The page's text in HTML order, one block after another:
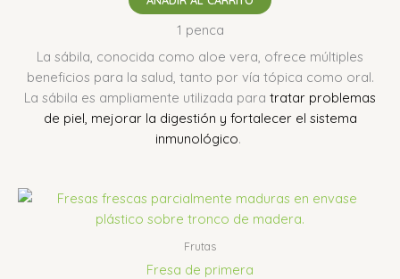
1 penca
La sábila, conocida como aloe vera, ofrece múltiples
beneficios para la salud, tanto por vía tópica como oral.
La sábila es ampliamente utilizada para tratar problemas
de piel, mejorar la digestión y fortalecer el sistema
inmunológico.
Frutas
Fresa de primera